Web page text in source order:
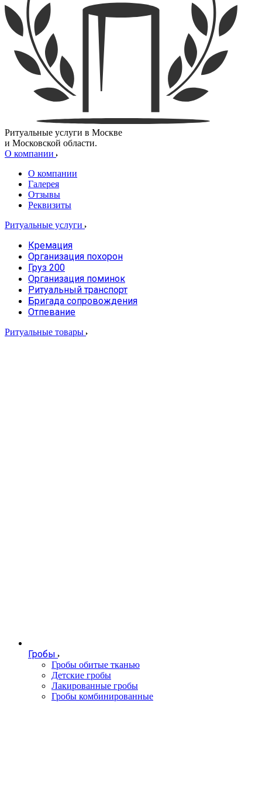
Ритуальные услуги в Москве
и Московской области.
О компании
О компании
Галерея
Отзывы
Реквизиты
Ритуальные услуги
Кремация
Организация похорон
Груз 200
Организация поминок
Ритуальный транспорт
Бригада сопровождения
Отпевание
Ритуальные товары
Гробы
Гробы обитые тканью
Детские гробы
Лакированные гробы
Гробы комбинированные